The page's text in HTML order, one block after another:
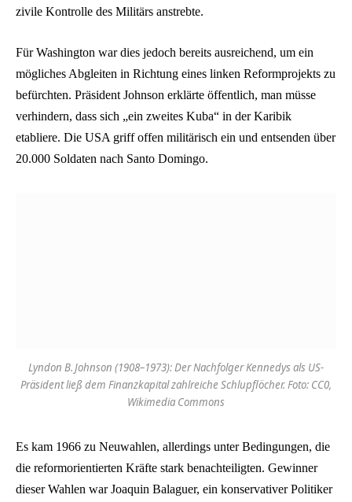
zivile Kontrolle des Militärs anstrebte.
Für Washington war dies jedoch bereits ausreichend, um ein
mögliches Abgleiten in Richtung eines linken Reformprojekts zu
befürchten. Präsident Johnson erklärte öffentlich, man müsse
verhindern, dass sich „ein zweites Kuba“ in der Karibik
etabliere. Die USA griff offen militärisch ein und entsenden über
20.000 Soldaten nach Santo Domingo.
Lyndon B. Johnson (1908–1973): Der Nachfolger Kennedys als US-
Präsident ließ dem Finanzkapital zahlreiche Schlupflöcher. Foto: CC0,
Wikimedia Commons
Es kam 1966 zu Neuwahlen, allerdings unter Bedingungen, die
die reformorientierten Kräfte stark benachteiligten. Gewinner
dieser Wahlen war Joaquin Balaguer, ein konservativer Politiker